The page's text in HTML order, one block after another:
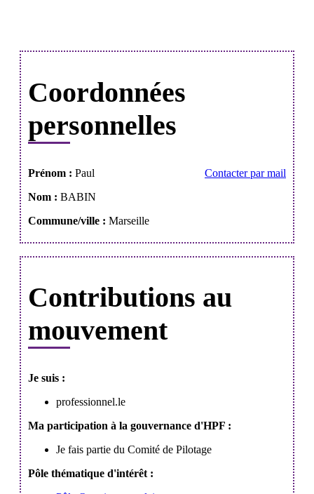
Coordonnées
personnelles
Contacter par mail
Prénom : Paul
Nom : BABIN
Commune/ville : Marseille
Contributions au
mouvement
Je suis :
professionnel.le
Ma participation à la gouvernance d'HPF :
Je fais partie du Comité de Pilotage
Pôle thématique d'intérêt :